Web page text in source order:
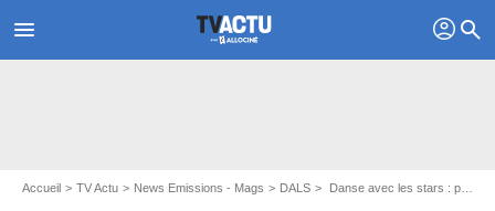
menu profil search
Accueil TV Actu News Emissions - Mags DALS Danse avec les stars : plus que quelques heures avant le premier direct… Pourquoi Sophie Davant risque de verser une larme ?